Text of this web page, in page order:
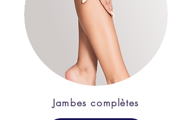
Jambes complètes